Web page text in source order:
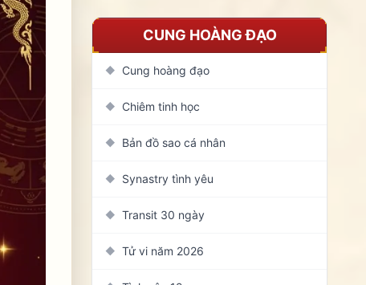
CUNG HOÀNG ĐẠO
◆ Cung hoàng đạo
◆ Chiêm tinh học
◆ Bản đồ sao cá nhân
◆ Synastry tình yêu
◆ Transit 30 ngày
◆ Tử vi năm 2026